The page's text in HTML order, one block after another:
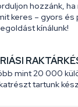
hozzánk, ha
keres – gyors és
kínálunk!
mint 20 000
tartunk